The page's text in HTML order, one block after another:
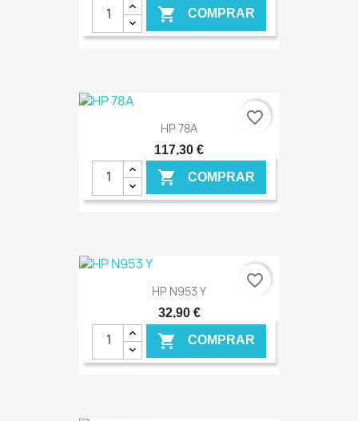
 COMPRAR
€ ONLINE
HP 78A
117,30 €
 COMPRAR
€ ONLINE
favorite_border
HP N953 Y
32,90 €
 COMPRAR
favorite_border